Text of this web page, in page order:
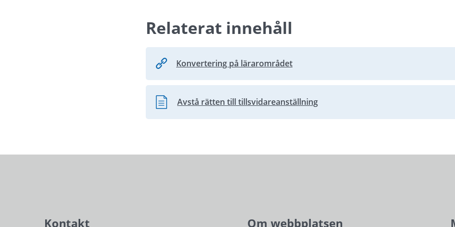
Relaterat innehåll
Konvertering på lärarområdet
Avstå rätten till tillsvidareanställning
Word, 276.5 kB.
Kontakt Om webbplatsen